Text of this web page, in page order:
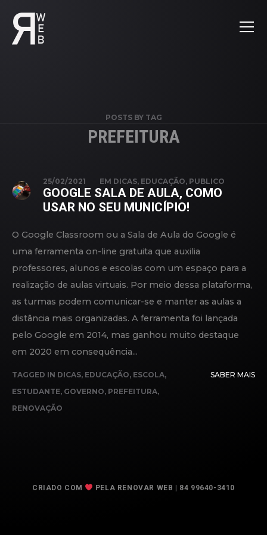
POSTS BY TAG
PREFEITURA
25/02/2021 EM DICAS, EDUCAÇÃO, PUBLICO
GOOGLE SALA DE AULA, COMO
USAR NO SEU MUNICÍPIO!
O Google Classroom ou a Sala de Aula do Google é
uma ferramenta on-line gratuita que auxilia
professores, alunos e escolas com um espaço para a
realização de aulas virtuais. Por meio dessa plataforma,
as turmas podem comunicar-se e manter as aulas a
distância mais organizadas. A ferramenta foi lançada
pelo Google em 2014, mas ganhou muito destaque
em 2020 em consequência...
TAGGED IN DICAS, EDUCAÇÃO, ESCOLA,
ESTUDANTE, GOVERNO, PREFEITURA,
RENOVAÇÃO
SABER MAIS
CRIADO COM PELA RENOVAR WEB | 84 99640-3410